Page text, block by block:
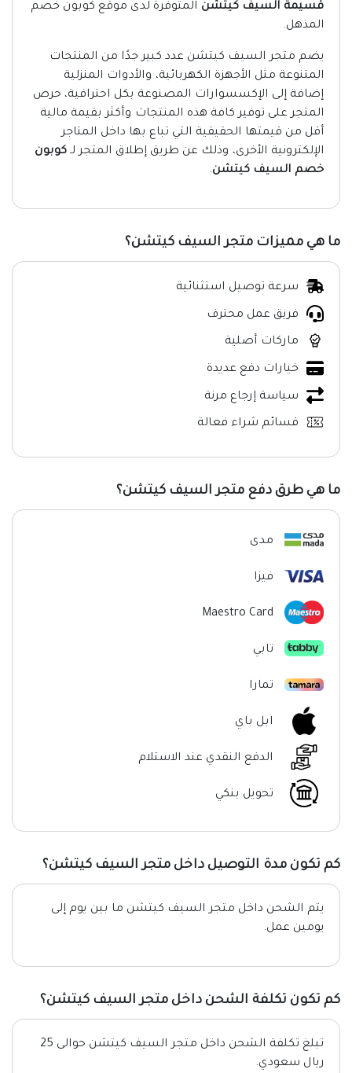
قسيمة السيف كيتشن المتوفرة لدى موقع كوبون خصم
المذهل.
يضم متجر السيف كيتشن عدد كبير جدًا من المنتجات
المتنوعة مثل الأجهزة الكهربائية، والأدوات المنزلية
إضافة إلى الإكسسوارات المصنوعة بكل احترافية، حرص
المتجر على توفير كافة هذه المنتجات وأكثر بقيمة مالية
أقل من قيمتها الحقيقية التي تباع بها داخل المتاجر
الإلكترونية الأخرى، وذلك عن طريق إطلاق المتجر لـ كوبون
خصم السيف كيتشن.
ما هي مميزات متجر السيف كيتشن؟
سرعة توصيل استثنائية
فريق عمل محترف
ماركات أصلية
خيارات دفع عديدة
سياسة إرجاع مرنة
قسائم شراء فعالة
ما هي طرق دفع متجر السيف كيتشن؟
مدى
فيزا
Maestro Card
تابي
تمارا
ابل باي
الدفع النقدي عند الاستلام
تحويل بنكي
كم تكون مدة التوصيل داخل متجر السيف كيتشن؟
يتم الشحن داخل متجر السيف كيتشن ما بين يوم إلى
يومين عمل.
كم تكون تكلفة الشحن داخل متجر السيف كيتشن؟
تبلغ تكلفة الشحن داخل متجر السيف كيتشن حوالى 25
ريال سعودي.